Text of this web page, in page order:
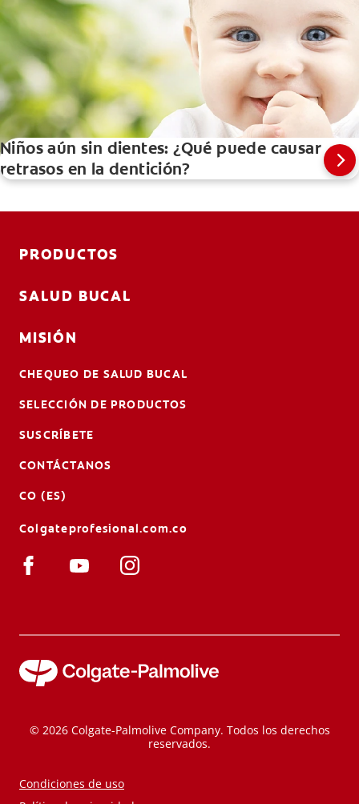
Niños aún sin dientes: ¿Qué puede causar
retrasos en la dentición?
PRODUCTOS
SALUD BUCAL
MISIÓN
CHEQUEO DE SALUD BUCAL
SELECCIÓN DE PRODUCTOS
SUSCRÍBETE
CONTÁCTANOS
CO (ES)
Colgateprofesional.com.co
© 2026 Colgate-Palmolive Company. Todos los derechos
reservados.
Condiciones de uso